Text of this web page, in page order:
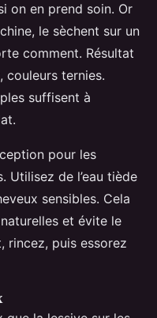
on en prend soin. Or
le sèchent sur un
comment. Résultat
couleurs ternies.
suffisent à
pour les
Utilisez de l’eau tiède
sensibles. Cela
et évite le
rincez, puis essorez